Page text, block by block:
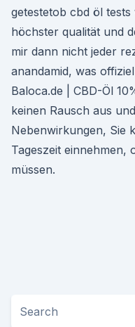
getestetob cbd öl
höchster qualität und
mir dann nicht jeder
anandamid, was
Baloca.de | CBD-Öl
keinen Rausch aus
Nebenwirkungen, Sie
Tageszeit einnehmen,
müssen.